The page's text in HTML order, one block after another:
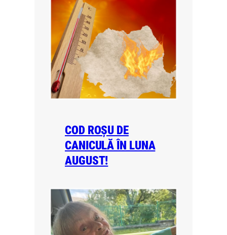
COD ROȘU DE
CANICULĂ ÎN LUNA
AUGUST!